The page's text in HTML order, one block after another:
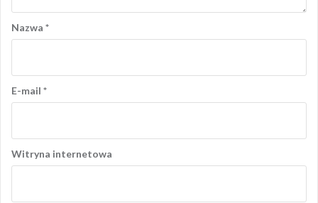
Nazwa *
E-mail *
Witryna internetowa